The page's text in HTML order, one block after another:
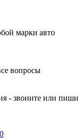
марки авто
вопросы
- звоните или